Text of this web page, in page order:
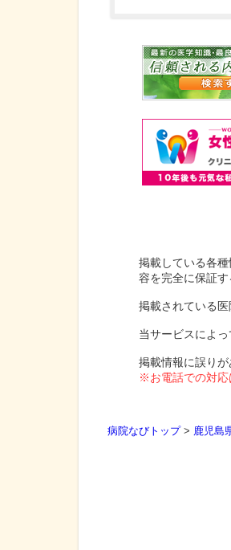
掲載している各
容を完全に保証す
掲載されている
当サービスによ
掲載情報に誤り
※お電話での対応
病院なびトップ> 鹿児島